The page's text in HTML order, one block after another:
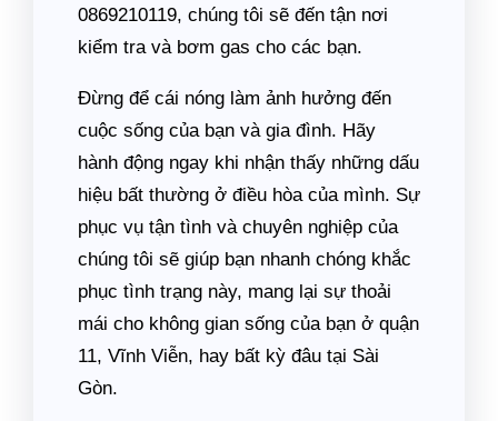
0869210119, chúng tôi sẽ đến tận nơi
kiểm tra và bơm gas cho các bạn.
Đừng để cái nóng làm ảnh hưởng đến
cuộc sống của bạn và gia đình. Hãy
hành động ngay khi nhận thấy những dấu
hiệu bất thường ở điều hòa của mình. Sự
phục vụ tận tình và chuyên nghiệp của
chúng tôi sẽ giúp bạn nhanh chóng khắc
phục tình trạng này, mang lại sự thoải
mái cho không gian sống của bạn ở quận
11, Vĩnh Viễn, hay bất kỳ đâu tại Sài
Gòn.